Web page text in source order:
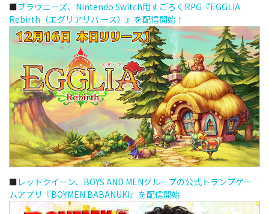
■ブラウニーズ、Nintendo Switch用すごろくRPG『EGGLIA
Rebirth（エグリアリバ ース）』を配信開始！
■ レッドクイーン、BOYS AND MENグループの公式トランプゲー
ムアプリ『BOYMEN BABANUKI』を配信開始